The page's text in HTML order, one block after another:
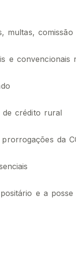
multas, comissão
e convencionais
de crédito rural
da
e a